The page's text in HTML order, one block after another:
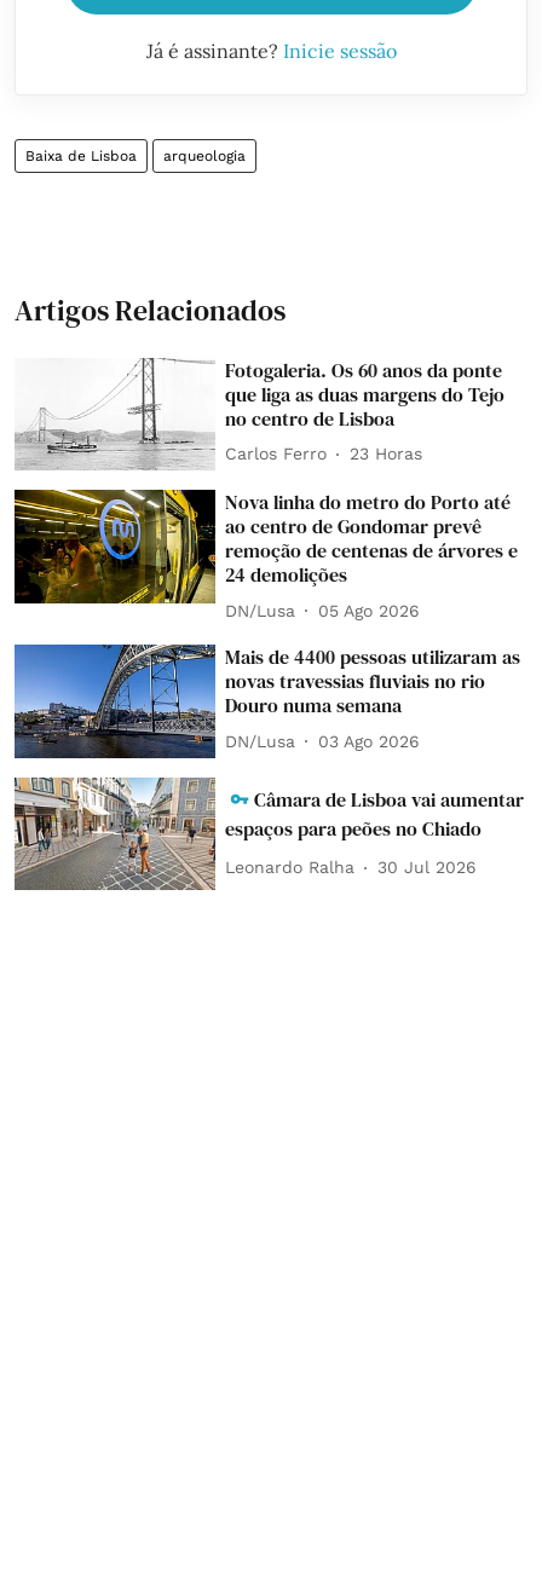
Já é assinante? Inicie sessão
Baixa de Lisboa arqueologia
Artigos Relacionados
Fotogaleria. Os 60 anos da ponte
que liga as duas margens do Tejo
no centro de Lisboa
Carlos Ferro 23 Horas
Nova linha do metro do Porto até
ao centro de Gondomar prevê
remoção de centenas de árvores e
24 demolições
DN/Lusa 05 Ago 2026
Mais de 4400 pessoas utilizaram as
novas travessias fluviais no rio
Douro numa semana
DN/Lusa 03 Ago 2026
Câmara de Lisboa vai aumentar
espaços para peões no Chiado
Leonardo Ralha 30 Jul 2026